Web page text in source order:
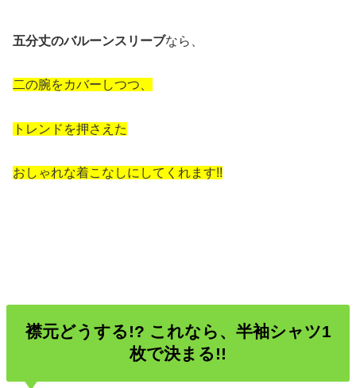
五分丈のバルーンスリーブなら、
二の腕をカバーしつつ、
トレンドを押さえた
おしゃれな着こなしにしてくれます!!
襟元どうする!? これなら、半袖シャツ1
枚で決まる!!